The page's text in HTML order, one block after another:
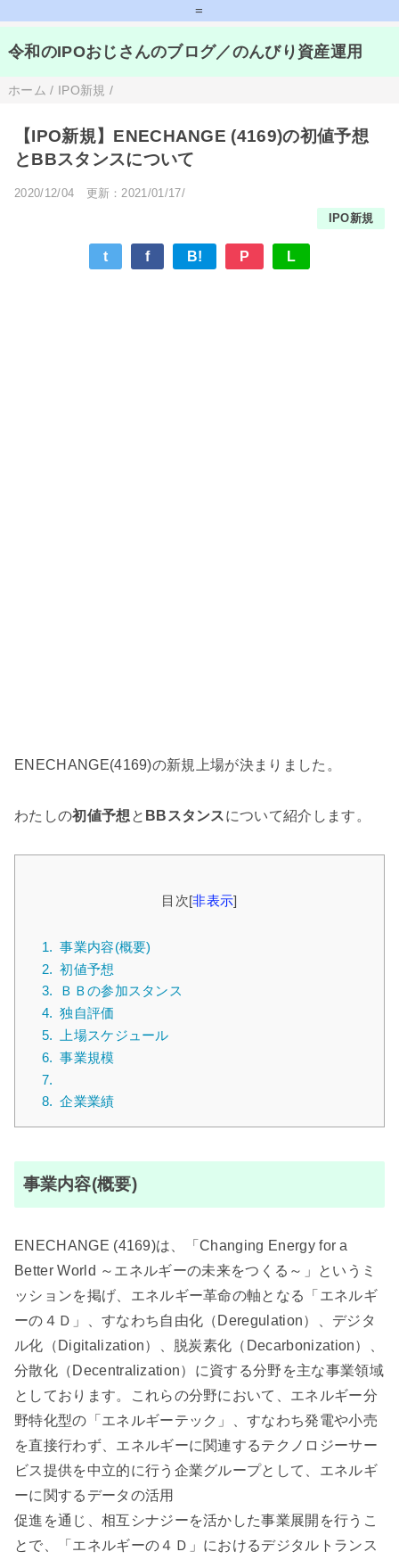
=
令和のIPOおじさんのブログ／のんびり資産運用
ホーム / IPO新規 /
【IPO新規】ENECHANGE (4169)の初値予想
とBBスタンスについて
2020/12/04 更新：2021/01/17/
IPO新規
t f B! P L
ENECHANGE(4169)の新規上場が決まりました。
わたしの初値予想 と BBスタンスについて紹介します。
目次[非表示]
1. 事業内容(概要)
2. 初値予想
3.
ＢＢの参加スタンス
4. 独自評価
5.
上場スケジュール
6. 事業規模
7.
8. 企業業績
事業内容(概要)
ENECHANGE (4169)は、「Changing Energy for a
Better World ～エネルギーの未来をつくる～」というミ
ッションを掲げ、エネルギー革命の軸となる「エネルギ
ーの４Ｄ」、すなわち自由化（Deregulation）、デジタ
ル化（Digitalization）、脱炭素化（Decarbonization）、
分散化（Decentralization）に資する分野を主な事業領域
としております。これらの分野において、エネルギー分
野特化型の「エネルギーテック」、すなわち発電や小売
を直接行わず、エネルギーに関連するテクノロジーサー
ビス提供を中立的に行う企業グループとして、エネルギ
ーに関するデータの活用
促進を通じ、相互シナジーを活かした事業展開を行うこ
とで、「エネルギーの４Ｄ」におけるデジタルトランス